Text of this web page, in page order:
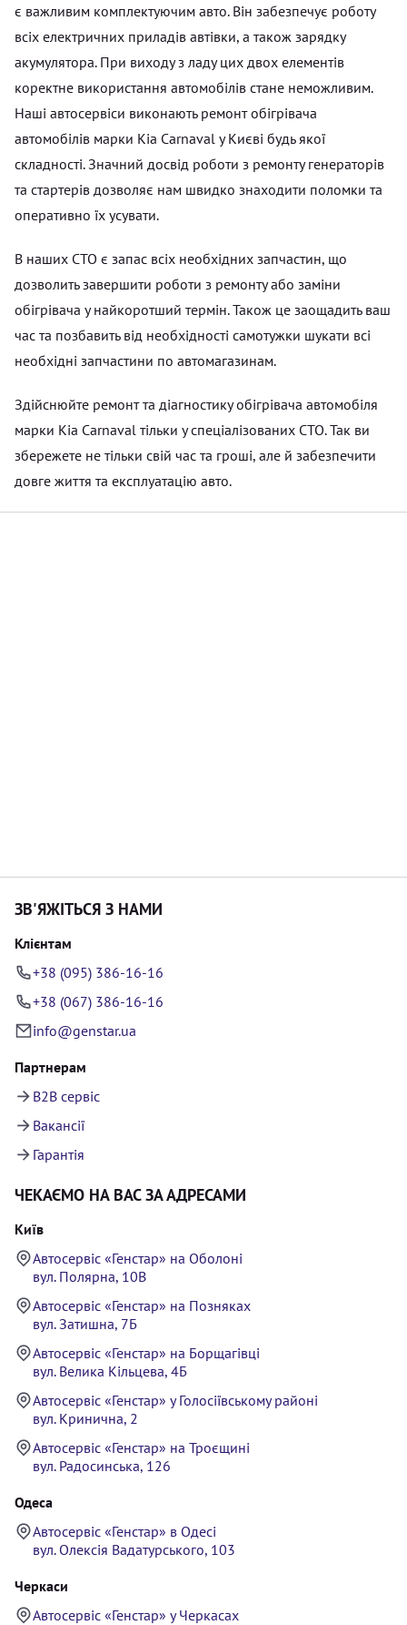
є важливим комплектуючим авто. Він забезпечує роботу
всіх електричних приладів автівки, а також зарядку
акумулятора. При виходу з ладу цих двох елементів
коректне використання автомобілів стане неможливим.
Наші автосервіси виконають ремонт обігрівача
автомобілів марки Kia Carnaval у Києві будь якої
складності. Значний досвід роботи з ремонту генераторів
та стартерів дозволяє нам швидко знаходити поломки та
оперативно їх усувати.
В наших СТО є запас всіх необхідних запчастин, що
дозволить завершити роботи з ремонту або заміни
обігрівача у найкоротший термін. Також це заощадить ваш
час та позбавить від необхідності самотужки шукати всі
необхідні запчастини по автомагазинам.
Здійснюйте ремонт та діагностику обігрівача автомобіля
марки Kia Carnaval тільки у спеціалізованих СТО. Так ви
збережете не тільки свій час та гроші, але й забезпечити
довге життя та експлуатацію авто.
ЗВ'ЯЖІТЬСЯ З НАМИ
Клієнтам
+38 (095) 386-16-16
+38 (067) 386-16-16
info@genstar.ua
Партнерам
B2B сервіс
Вакансії
Гарантія
ЧЕКАЄМО НА ВАС ЗА АДРЕСАМИ
Київ
Автосервіс «Генстар» на Оболоні
вул. Полярна, 10В
Автосервіс «Генстар» на Позняках
вул. Затишна, 7Б
Автосервіс «Генстар» на Борщагівці
вул. Велика Кільцева, 4Б
Автосервіс «Генстар» у Голосіївському районі
вул. Кринична, 2
Автосервіс «Генстар» на Троєщині
вул. Радосинська, 126
Одеса
Автосервіс «Генстар» в Одесі
вул. Олексія Вадатурського, 103
Черкаси
Автосервіс «Генстар» у Черкасах